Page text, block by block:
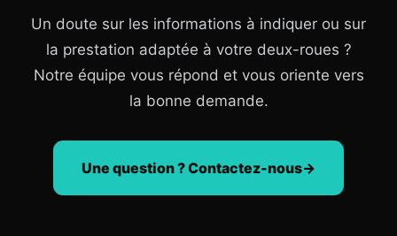
Un doute sur les informations à indiquer ou sur
la prestation adaptée à votre deux-roues ?
Notre équipe vous répond et vous oriente vers
la bonne demande.
Une question ? Contactez-nous